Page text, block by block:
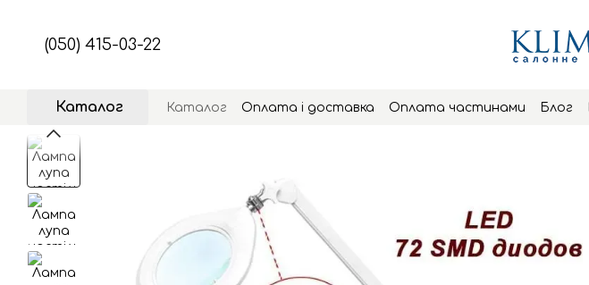
(050) 415-03-22
Каталог Каталог Оплата і доставка Оплата частинами Блог